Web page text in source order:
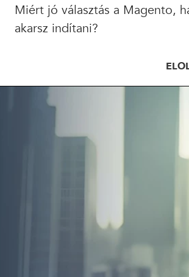
Miért jó választás a Magento,
akarsz indítani?